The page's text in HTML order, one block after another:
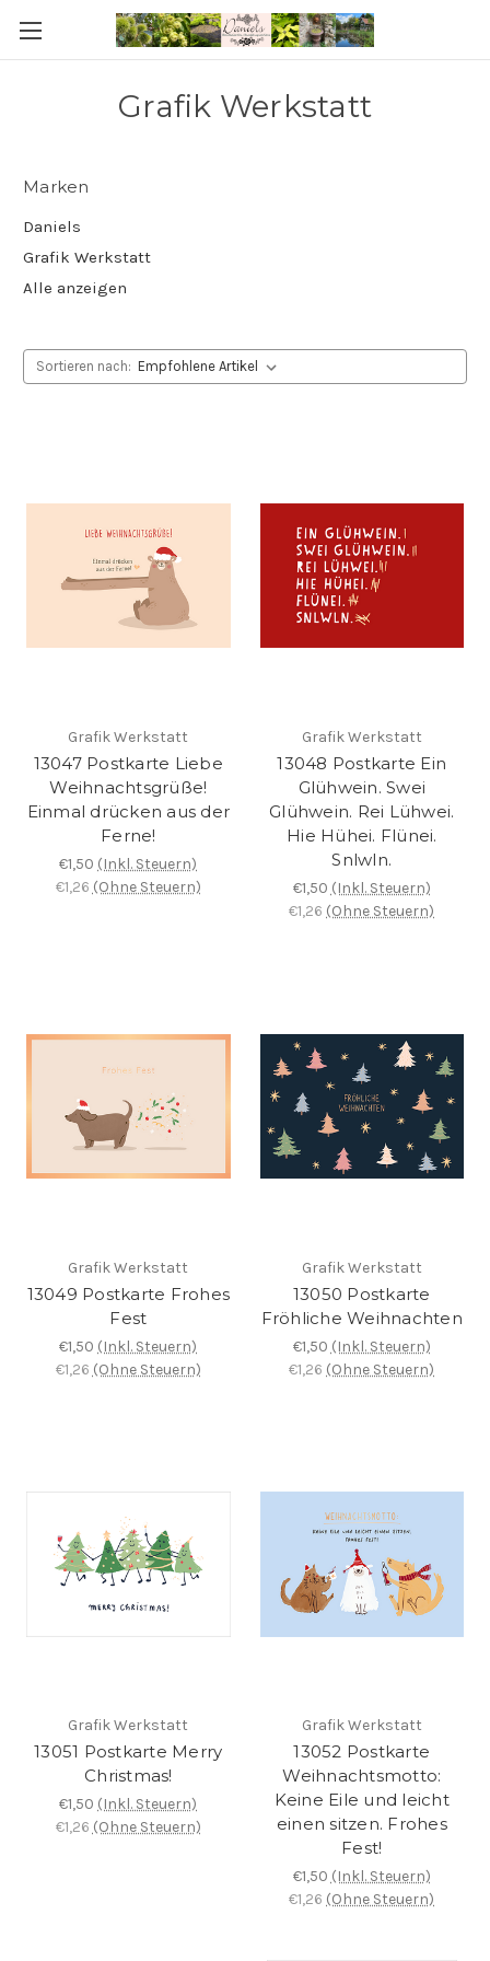
Grafik Werkstatt
Marken
Daniels
Grafik Werkstatt
Alle anzeigen
Sortieren nach:
Grafik Werkstatt
13047 Postkarte Liebe
Weihnachtsgrüße!
Einmal drücken aus der
Ferne!
€1,50 (Inkl. Steuern)
€1,26 (Ohne Steuern)
Grafik Werkstatt
13048 Postkarte Ein
Glühwein. Swei
Glühwein. Rei Lühwei.
Hie Hühei. Flünei.
Snlwln.
€1,50 (Inkl. Steuern)
€1,26 (Ohne Steuern)
Grafik Werkstatt
13049 Postkarte Frohes
Fest
€1,50 (Inkl. Steuern)
€1,26 (Ohne Steuern)
Grafik Werkstatt
13050 Postkarte
Fröhliche Weihnachten
€1,50 (Inkl. Steuern)
€1,26 (Ohne Steuern)
Grafik Werkstatt
13051 Postkarte Merry
Christmas!
€1,50 (Inkl. Steuern)
€1,26 (Ohne Steuern)
Grafik Werkstatt
13052 Postkarte
Weihnachtsmotto:
Keine Eile und leicht
einen sitzen. Frohes
Fest!
€1,50 (Inkl. Steuern)
€1,26 (Ohne Steuern)